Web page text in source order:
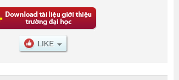
CommercehoặcNgành Human
Sciences của Waseda University cũng như
học, nên nếu bạn đang tìm hiểu thông tin
University thì hãy sử dụng trang web
tin của khoảng 1.300 trường đại học, cao